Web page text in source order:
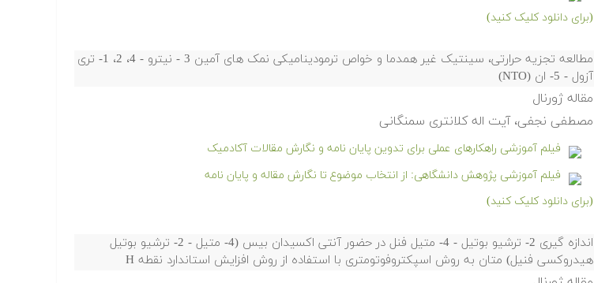
(برای دانلود کلیک کنید)
مطالعه تجزیه حرارتی، سینتیک غیر همدما و خواص ترمودینامیکی نمک های آمین 3 - نیترو - 4، 2، 1- تری
آزول - 5- ان (NTO)
مقاله ژورنال
مصطفی نجفی، آیت اله کلانتری سمنگانی
فیلم آموزشی راهکارهای عملی برای تدوین پایان نامه و نگارش مقالات آکادمیک
فیلم آموزشی پژوهش دانشگاهی: از انتخاب موضوع تا نگارش مقاله و پایان نامه
(برای دانلود کلیک کنید)
اندازه گیری 2- ترشیو بوتیل - 4- متیل فنل در حضور آنتی اکسیدان بیس (4- متیل - 2- ترشیو بوتیل
هیدروکسی فنیل) متان به روش اسپکتروفوتومتری با استفاده از روش افزایش استاندارد نقطه H